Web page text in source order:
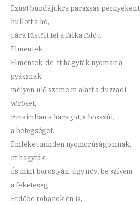
Ezüst bundájukra parazsas pernyeként
hullott a hó,
pára füstölt fel a falka fölött.
Elmentek.
Elmentek, de itt hagyták nyomait a
gyásznak,
mélyen ülő szemeim alatt a duzzadt
vöröset,
izmaimban a haragot, a bosszút,
a betegséget.
Emlékét minden nyomorúságomnak,
itt hagyták.
És mint borostyán, úgy növi be szívem
a feketeség.
Erdőbe rohanok én is,